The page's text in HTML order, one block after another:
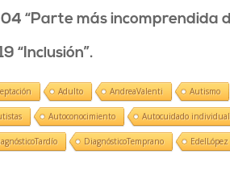
“Parte más incomprendida
“Inclusión”.
Adulto AndreaValenti Autismo
Autoconocimiento Autocuidado
DiagnósticoTemprano EdelLópez